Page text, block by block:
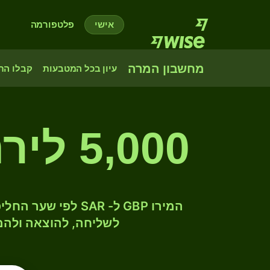
אישי פלטפורמה
מחשבון המרה עיון בכל המטבעות קבלו
5,000 לירה שטרלינג לריאל סעודי
לשליחה, להוצאה